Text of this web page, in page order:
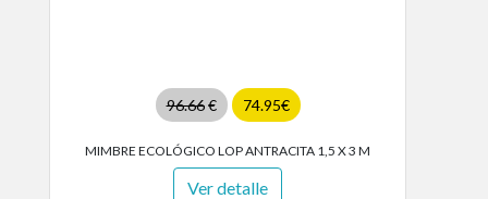
96.66€ 74.95€
MIMBRE ECOLÓGICO LOP ANTRACITA 1,5 X 3 M
Ver detalle